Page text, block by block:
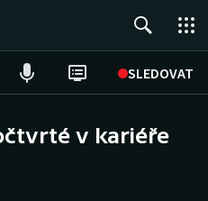
SLEDOVAT
v kariéře